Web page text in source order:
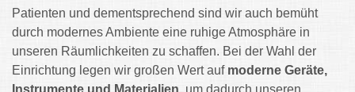
Patienten und dementsprechend sind wir auch bemüht
durch modernes Ambiente eine ruhige Atmosphäre in
unseren Räumlichkeiten zu schaffen. Bei der Wahl der
Einrichtung legen wir großen Wert auf moderne Geräte,
Instrumente und Materialien, um dadurch unseren